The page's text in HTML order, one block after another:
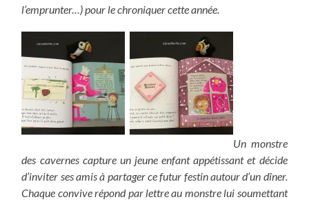
l’emprunter…) pour le chroniquer cette année.
Un monstre
des cavernes capture un jeune enfant appétissant et décide
d’inviter ses amis à partager ce futur festin autour d’un dîner.
Chaque convive répond par lettre au monstre lui soumettant